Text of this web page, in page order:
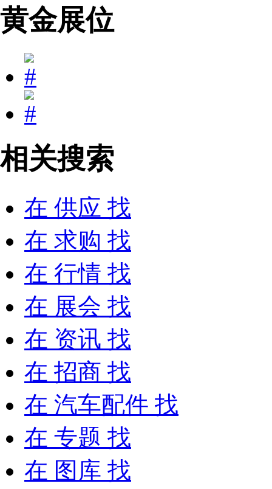
黄金展位
相关搜索
在 供应 找
在 求购 找
在 行情 找
在 展会 找
在 资讯 找
在 招商 找
在 汽车配件 找
在 专题 找
在 图库 找